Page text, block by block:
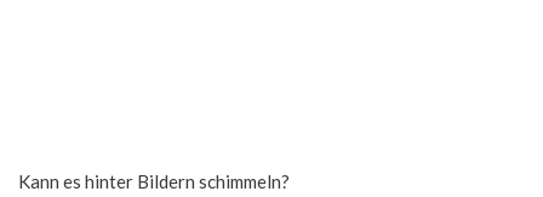
Kann es hinter Bildern schimmeln?